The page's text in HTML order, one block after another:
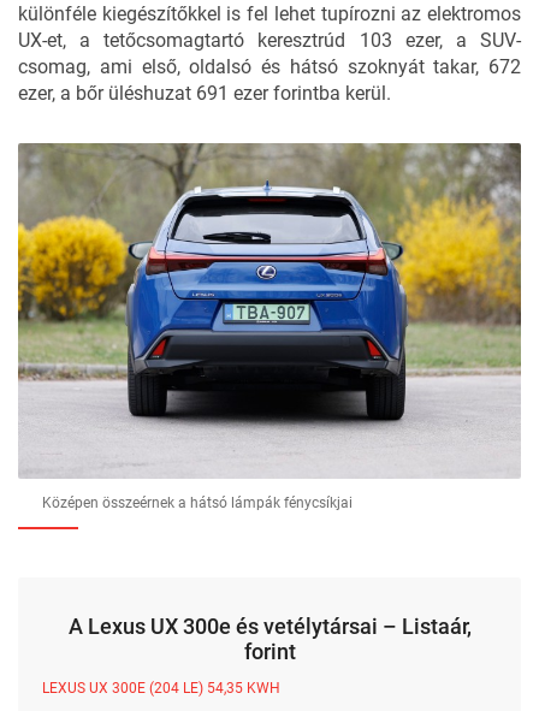
különféle kiegészítőkkel is fel lehet tupírozni az elektromos
UX-et, a tetőcsomagtartó keresztrúd 103 ezer, a SUV-
csomag, ami első, oldalsó és hátsó szoknyát takar, 672
ezer, a bőr üléshuzat 691 ezer forintba kerül.
Középen összeérnek a hátsó lámpák fénycsíkjai
A Lexus UX 300e és vetélytársai – Listaár,
forint
LEXUS UX 300E (204 LE) 54,35 KWH